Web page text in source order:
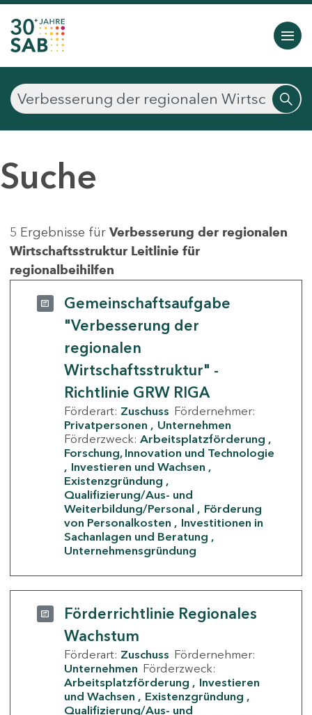
Suche
5 Ergebnisse für Verbesserung der regionalen
Wirtschaftsstruktur Leitlinie für
regionalbeihilfen
Gemeinschaftsaufgabe
"Verbesserung der
regionalen
Wirtschaftsstruktur" -
Richtlinie GRW RIGA
Förderart: Zuschuss Fördernehmer:
Privatpersonen
Unternehmen
Förderzweck: Arbeitsplatzförderung
Forschung, Innovation und Technologie
Investieren und Wachsen
Existenzgründung
Qualifizierung/Aus- und
Weiterbildung/Personal
Förderung
von Personalkosten
Investitionen in
Sachanlagen und Beratung
Unternehmensgründung
Förderrichtlinie Regionales
Wachstum
Förderart: Zuschuss Fördernehmer:
Unternehmen Förderzweck:
Arbeitsplatzförderung
Investieren
und Wachsen
Existenzgründung
Qualifizierung/Aus- und